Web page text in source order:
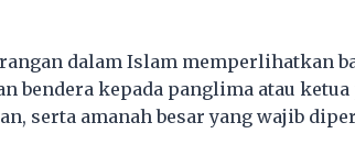
dalam Islam memperlihatkan
bendera kepada panglima atau
serta amanah besar yang wajib